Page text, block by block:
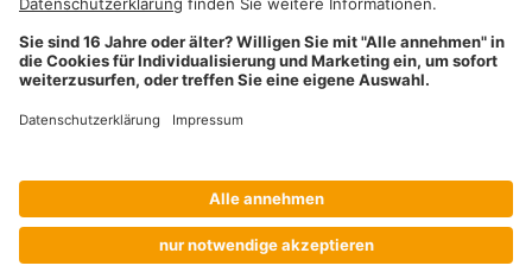
Dehner Unternehmen
Cookie-Einstellungen
Dehner Agrar GmbH & Co. KG
09090 / 77 72 72
Fax09090 / 77 73 91
agrar@dehner.de